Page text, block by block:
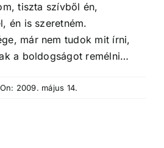
tiszta szívből én,
én is szeretném.
már nem tudok mit írni,
a boldogságot remélni…
2009. május 14.